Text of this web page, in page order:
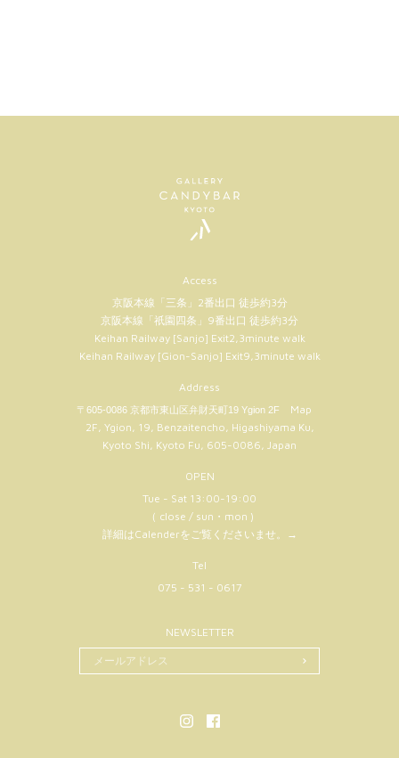
Access
京阪本線「三条」2番出口 徒歩約3分
京阪本線「祇園四条」9番出口 徒歩約3分
Keihan Railway [Sanjo] Exit2,3minute walk
Keihan Railway [Gion-Sanjo] Exit9,3minute walk
Address
〒605-0086 京都市東山区弁財天町19 Ygion 2F
Map
2F, Ygion, 19, Benzaitencho, Higashiyama Ku,
Kyoto Shi, Kyoto Fu, 605-0086, Japan
OPEN
Tue - Sat 13:00-19:00
（ close / sun・mon )
詳細はCalenderをご覧くださいませ。
→
Tel
075 - 531 - 0617
NEWSLETTER